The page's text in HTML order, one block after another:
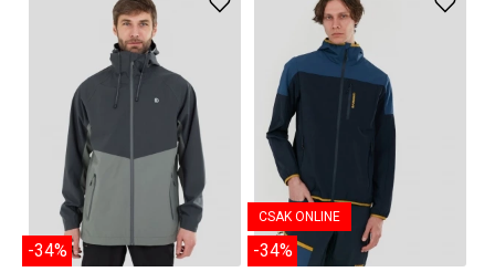
-34%
CSAK ONLINE
-34%